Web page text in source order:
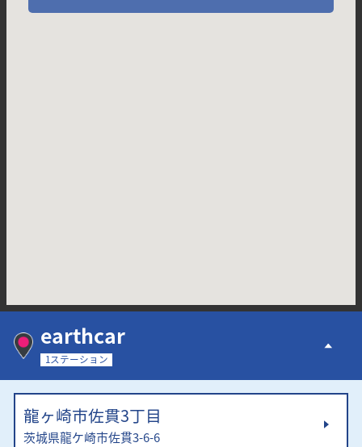
earthcar
1ステーション
龍ヶ崎市佐貫3丁目
茨城県龍ケ崎市佐貫3-6-6